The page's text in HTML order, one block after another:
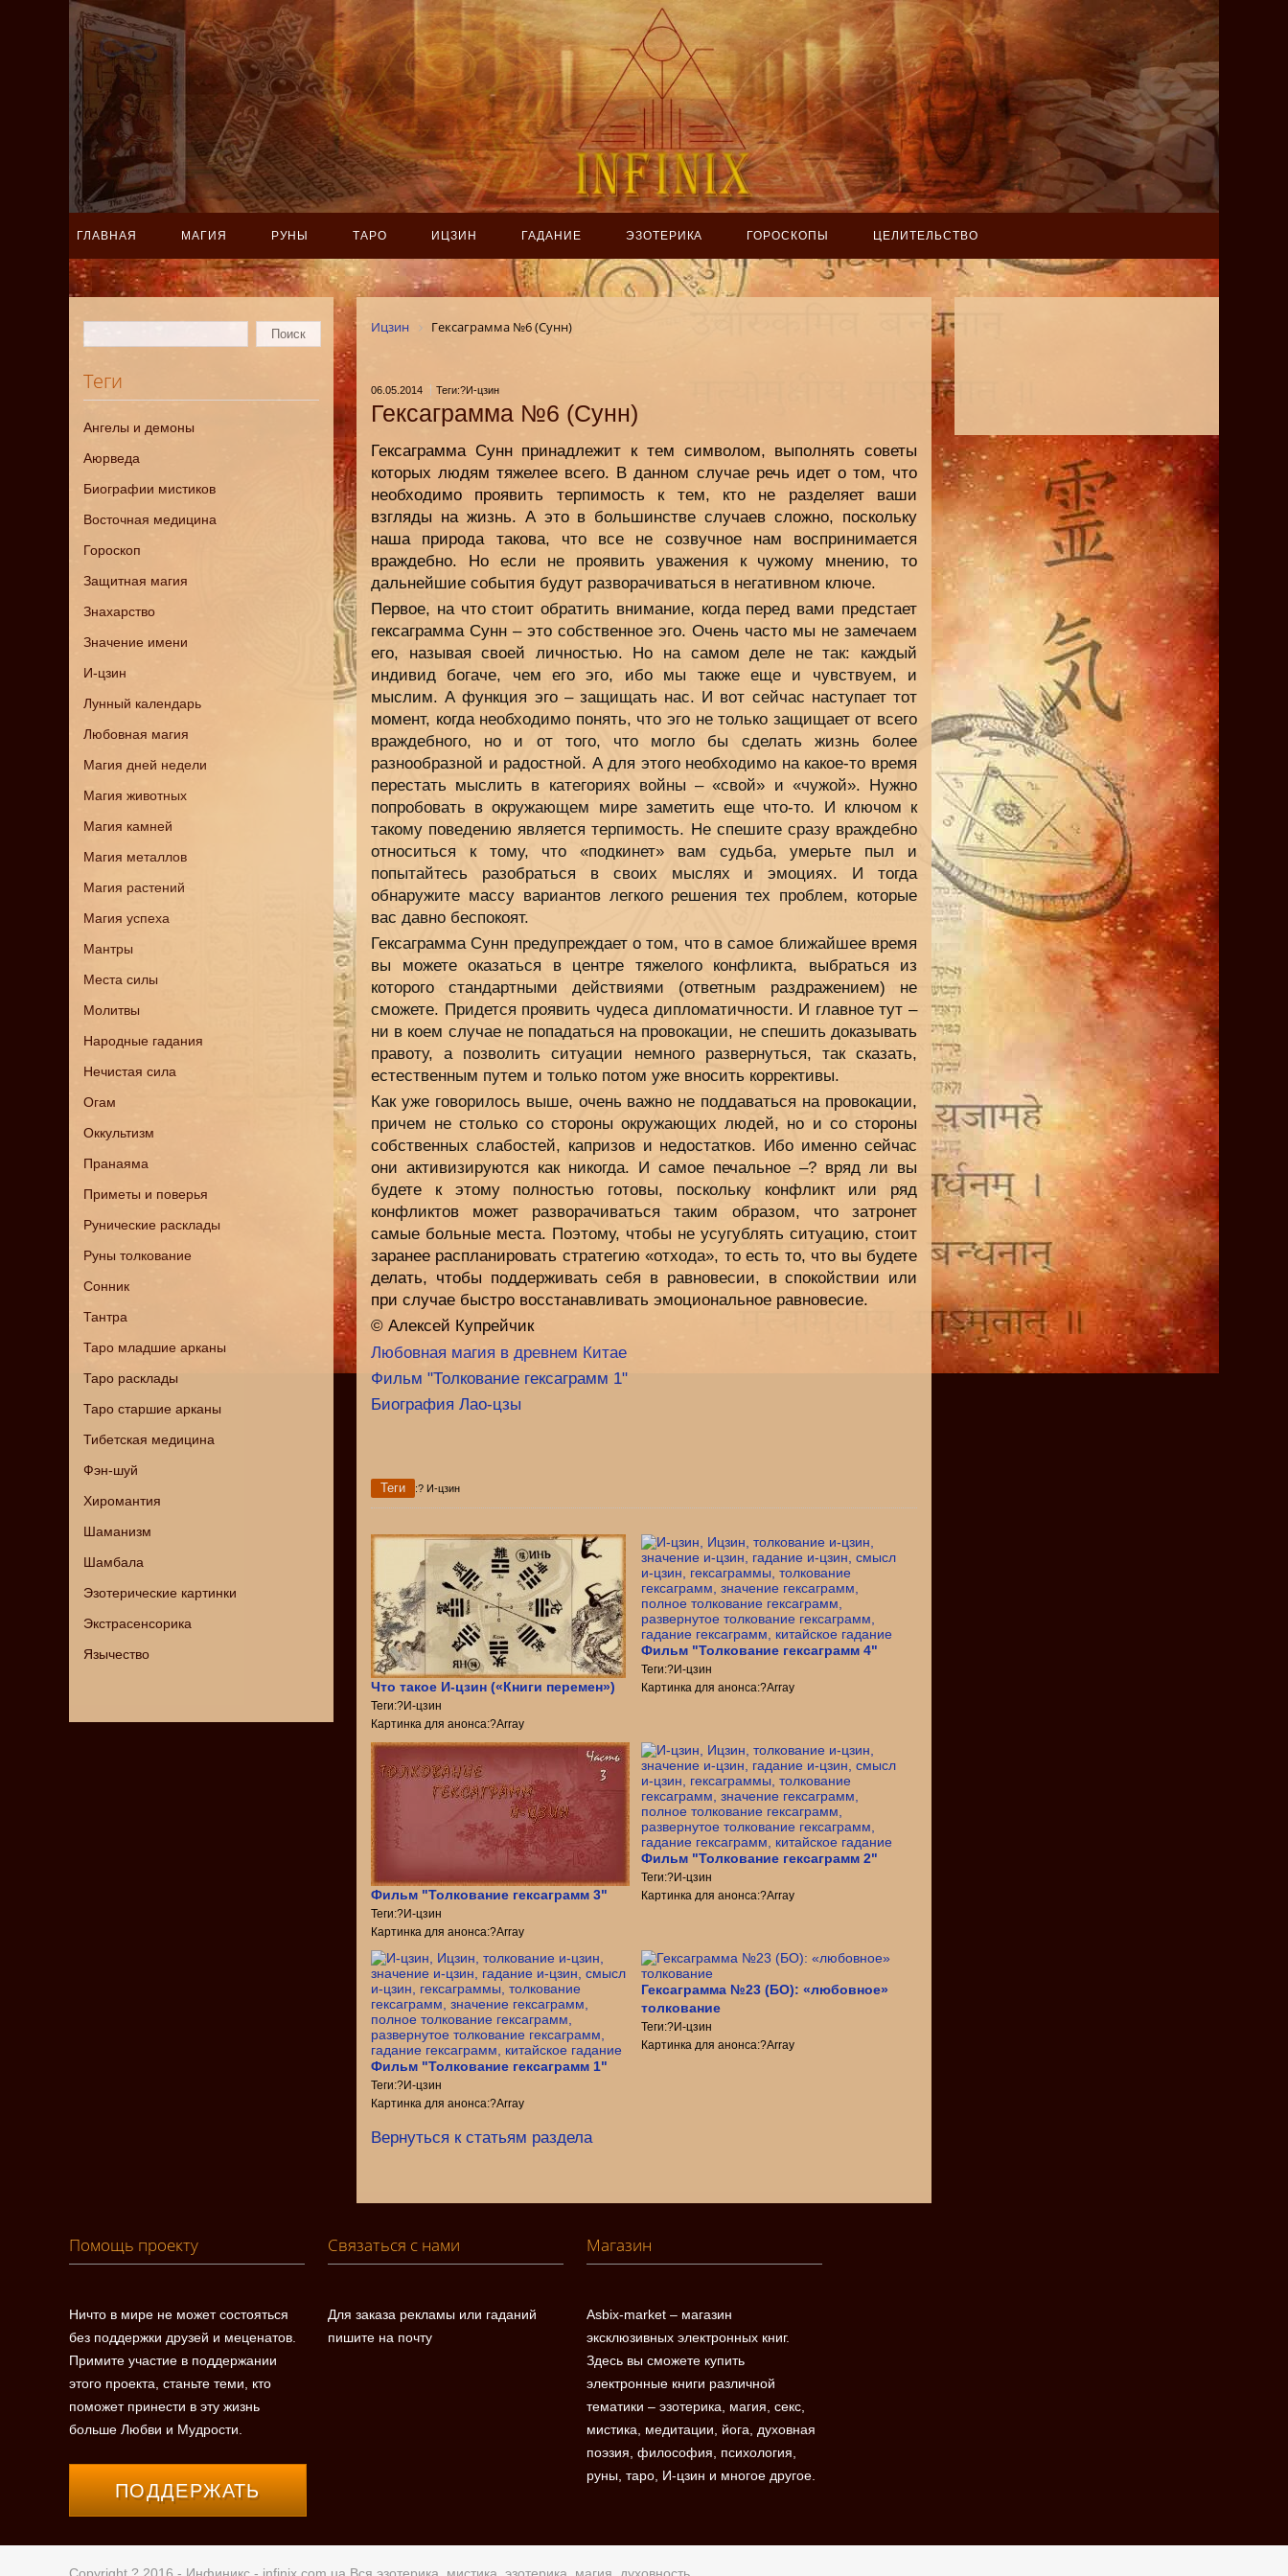
ГЛАВНАЯ МАГИЯ РУНЫ ТАРО ИЦЗИН ГАДАНИЕ ЭЗОТЕРИКА ГОРОСКОПЫ ЦЕЛИТЕЛЬСТВО
Теги
Ангелы и демоны
Аюрведа
Биографии мистиков
Восточная медицина
Гороскоп
Защитная магия
Знахарство
Значение имени
И-цзин
Лунный календарь
Любовная магия
Магия дней недели
Магия животных
Магия камней
Магия металлов
Магия растений
Магия успеха
Мантры
Места силы
Молитвы
Народные гадания
Нечистая сила
Огам
Оккультизм
Пранаяма
Приметы и поверья
Рунические расклады
Руны толкование
Сонник
Тантра
Таро младшие арканы
Таро расклады
Таро старшие арканы
Тибетская медицина
Фэн-шуй
Хиромантия
Шаманизм
Шамбала
Эзотерические картинки
Экстрасенсорика
Язычество
Ицзин Гексаграмма №6 (Сунн)
06.05.2014 Теги:?И-цзин
Гексаграмма №6 (Сунн)
Гексаграмма Сунн принадлежит к тем символом, выполнять советы
которых людям тяжелее всего. В данном случае речь идет о том, что
необходимо проявить терпимость к тем, кто не разделяет ваши
взгляды на жизнь. А это в большинстве случаев сложно, поскольку
наша природа такова, что все не созвучное нам воспринимается
враждебно. Но если не проявить уважения к чужому мнению, то
дальнейшие события будут разворачиваться в негативном ключе.
Первое, на что стоит обратить внимание, когда перед вами предстает
гексаграмма Сунн – это собственное эго. Очень часто мы не замечаем
его, называя своей личностью. Но на самом деле не так: каждый
индивид богаче, чем его эго, ибо мы также еще и чувствуем, и
мыслим. А функция эго – защищать нас. И вот сейчас наступает тот
момент, когда необходимо понять, что эго не только защищает от всего
враждебного, но и от того, что могло бы сделать жизнь более
разнообразной и радостной. А для этого необходимо на какое-то время
перестать мыслить в категориях войны – «свой» и «чужой». Нужно
попробовать в окружающем мире заметить еще что-то. И ключом к
такому поведению является терпимость. Не спешите сразу враждебно
относиться к тому, что «подкинет» вам судьба, умерьте пыл и
попытайтесь разобраться в своих мыслях и эмоциях. И тогда
обнаружите массу вариантов легкого решения тех проблем, которые
вас давно беспокоят.
Гексаграмма Сунн предупреждает о том, что в самое ближайшее время
вы можете оказаться в центре тяжелого конфликта, выбраться из
которого стандартными действиями (ответным раздражением) не
сможете. Придется проявить чудеса дипломатичности. И главное тут –
ни в коем случае не попадаться на провокации, не спешить доказывать
правоту, а позволить ситуации немного развернуться, так сказать,
естественным путем и только потом уже вносить коррективы.
Как уже говорилось выше, очень важно не поддаваться на провокации,
причем не столько со стороны окружающих людей, но и со стороны
собственных слабостей, капризов и недостатков. Ибо именно сейчас
они активизируются как никогда. И самое печальное –? вряд ли вы
будете к этому полностью готовы, поскольку конфликт или ряд
конфликтов может разворачиваться таким образом, что затронет
самые больные места. Поэтому, чтобы не усугублять ситуацию, стоит
заранее распланировать стратегию «отхода», то есть то, что вы будете
делать, чтобы поддерживать себя в равновесии, в спокойствии или
при случае быстро восстанавливать эмоциональное равновесие.
© Алексей Купрейчик
Любовная магия в древнем Китае
Фильм "Толкование гексаграмм 1"
Биография Лао-цзы
Теги :? И-цзин
Что такое И-цзин («Книги перемен»)
Теги:?И-цзин
Картинка для анонса:?Array
Фильм "Толкование гексаграмм 4"
Теги:?И-цзин
Картинка для анонса:?Array
Фильм "Толкование гексаграмм 3"
Теги:?И-цзин
Картинка для анонса:?Array
Фильм "Толкование гексаграмм 2"
Теги:?И-цзин
Картинка для анонса:?Array
Фильм "Толкование гексаграмм 1"
Теги:?И-цзин
Картинка для анонса:?Array
Гексаграмма №23 (БО): «любовное»
толкование
Теги:?И-цзин
Картинка для анонса:?Array
Вернуться к статьям раздела
Помощь проекту
Ничто в мире не может состояться
без поддержки друзей и меценатов.
Примите участие в поддержании
этого проекта, станьте теми, кто
поможет принести в эту жизнь
больше Любви и Мудрости.
ПОДДЕРЖАТЬ
Связаться с нами
Для заказа рекламы или гаданий
пишите на почту
Магазин
Asbix-market – магазин
эксклюзивных электронных книг.
Здесь вы сможете купить
электронные книги различной
тематики – эзотерика, магия, секс,
мистика, медитации, йога, духовная
поэзия, философия, психология,
руны, таро, И-цзин и многое другое.